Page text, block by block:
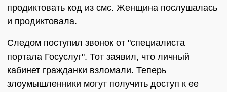
продиктовать код из смс. Женщина послушалась
и продиктовала.
Следом поступил звонок от "специалиста
портала Госуслуг". Тот заявил, что личный
кабинет гражданки взломали. Теперь
злоумышленники могут получить доступ к ее